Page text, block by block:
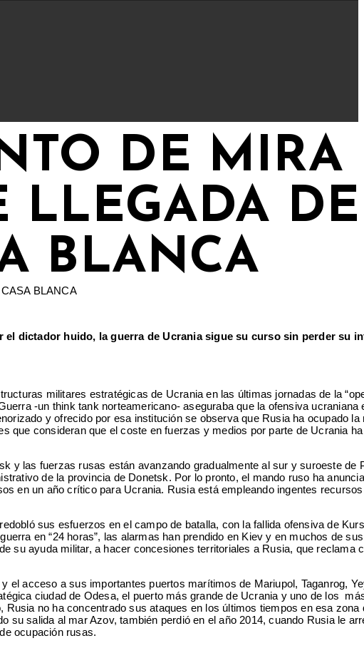
DE MIRA
DE
BLANCA
dictador huido, la guerra de Ucrania sigue su curso sin perder su
militares estratégicas de Ucrania en las últimas jornadas de la
-un think tank norteamericano- aseguraba que la ofensiva ucraniana
y ofrecido por esa institución se observa que Rusia ha ocupado la
que consideran que el coste en fuerzas y medios por parte de Ucrania
y las fuerzas rusas están avanzando gradualmente al sur y suroeste de
de la provincia de Donetsk. Por lo pronto, el mando ruso ha
en un año crítico para Ucrania. Rusia está empleando ingentes
sus esfuerzos en el campo de batalla, con la fallida ofensiva de
en “24 horas”, las alarmas han prendido en Kiev y en muchos de
su ayuda militar, a hacer concesiones territoriales a Rusia, que reclama
el acceso a sus importantes puertos marítimos de Mariupol, Taganrog,
ciudad de Odesa, el puerto más grande de Ucrania y uno de los
no ha concentrado sus ataques en los últimos tiempos en esa zona
salida al mar Azov, también perdió en el año 2014, cuando Rusia le
ocupación rusas.